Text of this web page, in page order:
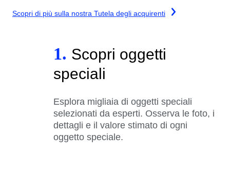
Scopri di più sulla nostra Tutela degli acquirenti
1. Scopri oggetti
speciali
Esplora migliaia di oggetti speciali
selezionati da esperti. Osserva le foto, i
dettagli e il valore stimato di ogni
oggetto speciale.